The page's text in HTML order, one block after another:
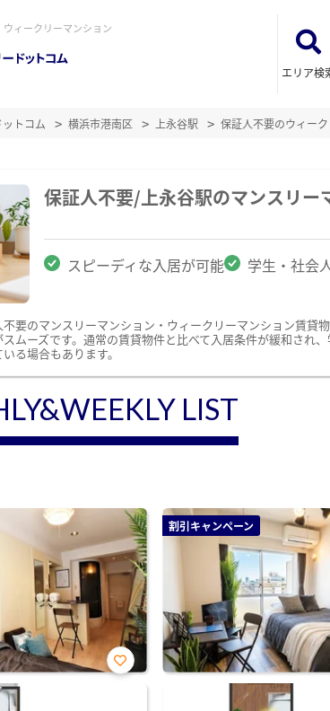
ィークリーマンション
エリア検
トコム 横浜市港南区 上永谷駅 保証人不要のウィー
保証人不要/上永谷駅のマンスリ
スピーディな入居が可能 学生・社会
不要のマンスリーマンション・ウィークリーマンション賃
ムーズです。通常の賃貸物件と比べて入居条件が緩和され
る場合もあります。
LIST
お気
割引キャンペーン